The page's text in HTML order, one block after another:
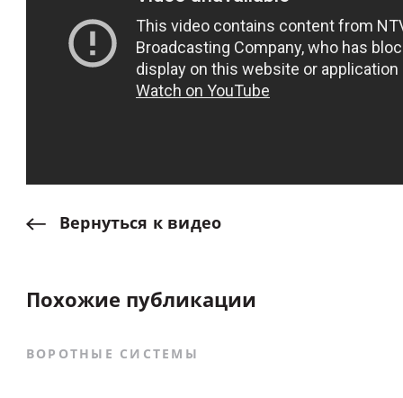
Вернуться к видео
Похожие публикации
ВОРОТНЫЕ СИСТЕМЫ